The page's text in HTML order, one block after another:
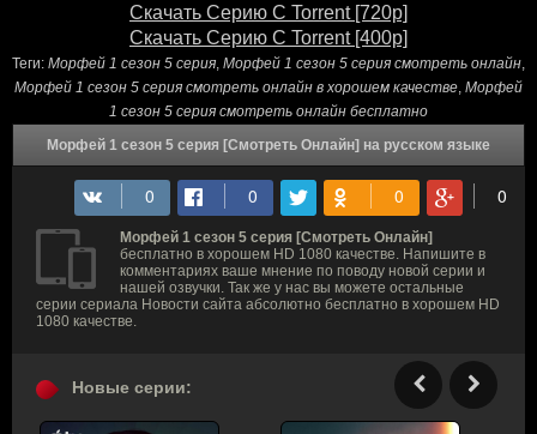
Скачать Серию С Torrent [720p]
Скачать Серию С Torrent [400p]
Теги: Морфей 1 сезон 5 серия Морфей 1 сезон 5 серия смотреть онлайн
Морфей 1 сезон 5 серия смотреть онлайн в хорошем качестве Морфей
1 сезон 5 серия смотреть онлайн бесплатно
Морфей 1 сезон 5 серия [Смотреть Онлайн] на русском языке
Морфей 1 сезон 5 серия [Смотреть Онлайн]
бесплатно в хорошем HD 1080 качестве. Напишите в
комментариях ваше мнение по поводу новой серии и
нашей озвучки. Так же у нас вы можете остальные
серии сериала Новости сайта абсолютно бесплатно в хорошем HD
1080 качестве.
Новые серии: